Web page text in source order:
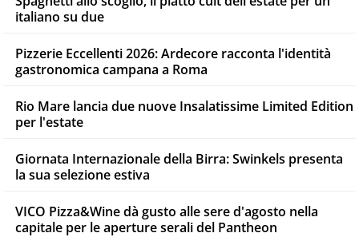
italiano su due
Pizzerie Eccellenti 2026: Ardecore racconta l'identità
gastronomica campana a Roma
Rio Mare lancia due nuove Insalatissime Limited Edition
per l'estate
Giornata Internazionale della Birra: Swinkels presenta
la sua selezione estiva
VICO Pizza&Wine dà gusto alle sere d'agosto nella
capitale per le aperture serali del Pantheon